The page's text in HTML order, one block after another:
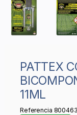
PATTEX COCODRILO ADHESIVO
11ML
Referencia